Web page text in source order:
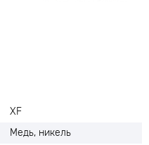
XF
Медь, никель